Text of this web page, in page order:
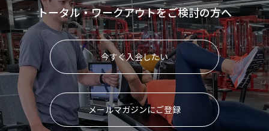
トータル・ワークアウトをご検討の方へ
今すぐ入会したい
メールマガジンにご登録